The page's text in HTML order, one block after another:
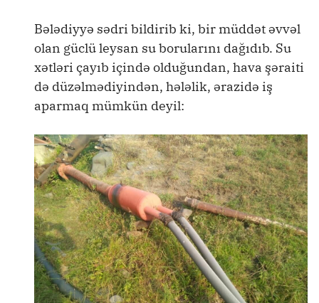
Bələdiyyə sədri bildirib ki, bir müddət əvvəl
olan güclü leysan su borularını dağıdıb. Su
xətləri çayıb içində olduğundan, hava şəraiti
də düzəlmədiyindən, hələlik, ərazidə iş
aparmaq mümkün deyil: